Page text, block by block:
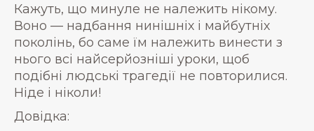
Кажуть, що минуле не належить нікому.
Воно — надбання нинішніх і майбутніх
поколінь, бо саме їм належить винести з
нього всі найсерйозніші уроки, щоб
подібні людські трагедії не повторилися.
Ніде і ніколи!
Довідка: